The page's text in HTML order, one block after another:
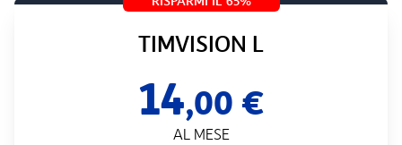
TIMVISION L
14,00 €
AL MESE